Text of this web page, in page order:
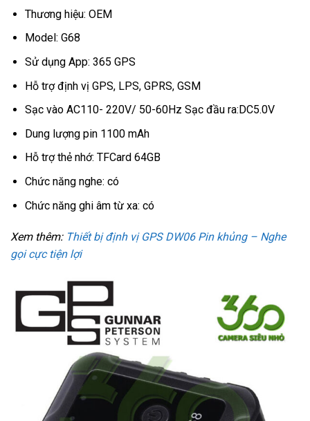
Thương hiệu: OEM
Model: G68
Sử dụng App: 365 GPS
Hỗ trợ định vị GPS, LPS, GPRS, GSM
Sạc vào AC110- 220V/ 50-60Hz Sạc đầu ra:DC5.0V
Dung lượng pin 1100 mAh
Hỗ trợ thẻ nhớ: TFCard 64GB
Chức năng nghe: có
Chức năng ghi âm từ xa: có
Xem thêm: Thiết bị định vị GPS DW06 Pin khủng – Nghe
gọi cực tiện lợi